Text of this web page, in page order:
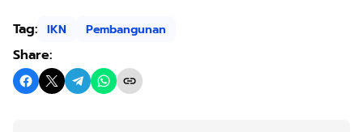
Tag: IKN Pembangunan
Share: